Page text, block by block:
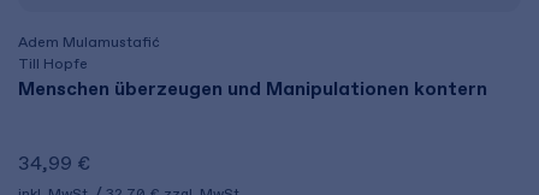
Adem Mulamustafić
Till Hopfe
Menschen überzeugen und Manipulationen kontern
34,99 €